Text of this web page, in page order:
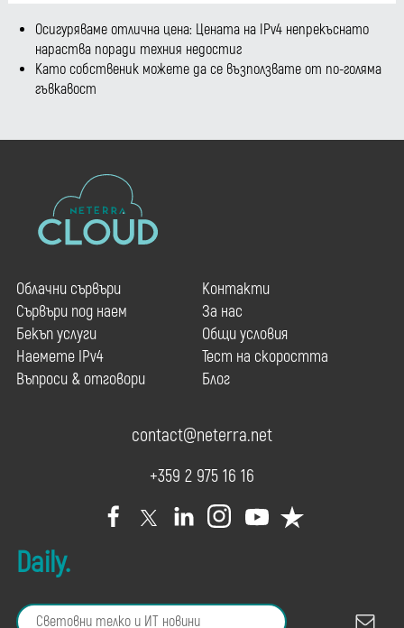
Осигуряваме отлична цена: Цената на IPv4 непрекъснато
нараства поради техния недостиг
Като собственик можете да се възползвате от по-голяма
гъвкавост
Облачни сървъри
Сървъри под наем
Бекъп услуги
Наемете IPv4
Въпроси & отговори
Контакти
За нас
Общи условия
Тест на скоростта
Блог
contact@neterra.net
+359 2 975 16 16
Daily.